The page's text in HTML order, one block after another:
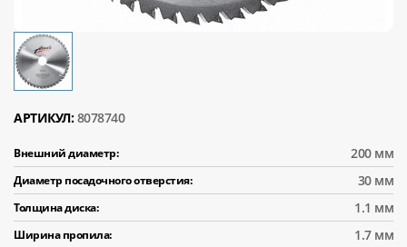
АРТИКУЛ: 8078740
Внешний диаметр: 200 мм
Диаметр посадочного отверстия: 30 мм
Толщина диска: 1.1 мм
Ширина пропила: 1.7 мм